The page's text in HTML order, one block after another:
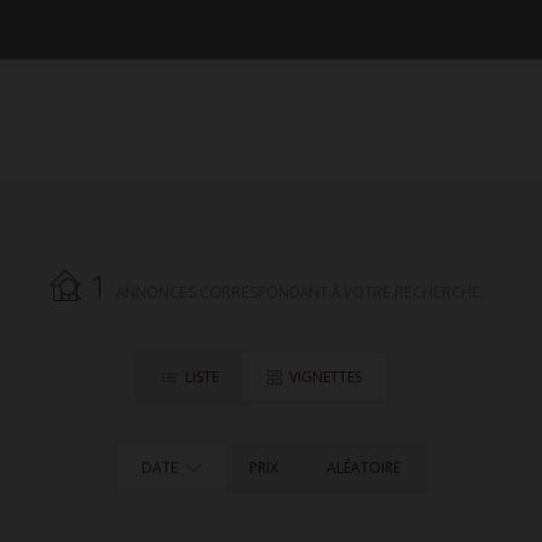
1
LISTE VIGNETTES
DATE PRIX ALÉATOIRE